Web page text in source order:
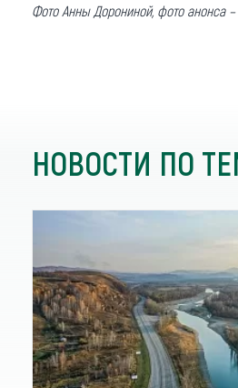
Фото Анны Дорониной, фото анонса
НОВОСТИ ПО